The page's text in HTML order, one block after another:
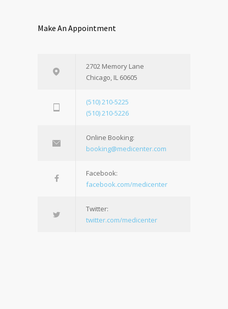
Make An Appointment
2702 Memory Lane
Chicago, IL 60605
(510) 210-5225
(510) 210-5226
Online Booking:
booking@medicenter.com
Facebook:
facebook.com/medicenter
Twitter:
twitter.com/medicenter